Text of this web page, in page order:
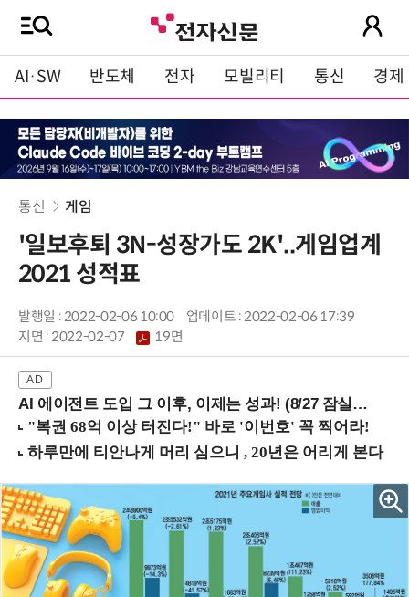
AI·SW 반도체 전자 모빌리티 통신 경제
통신 게임
'일보후퇴 3N-성장가도 2K'..게임업계
2021 성적표
발행일 : 2022-02-06 10:00
업데이트 : 2022-02-06 17:39
지면 :2022-02-07 19면
AI 에이전트 도입 그 이후, 이제는 성과! (8/27 잠실역)